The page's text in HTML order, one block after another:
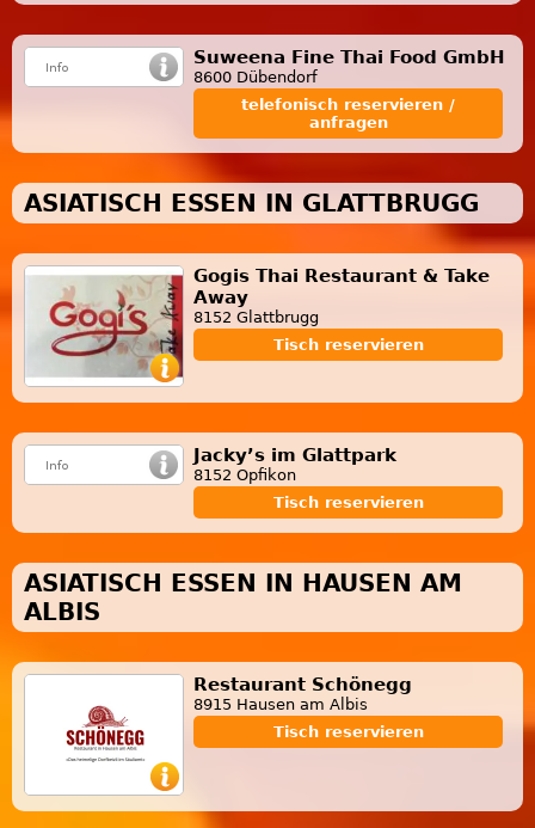
Suweena Fine Thai Food GmbH
8600 Dübendorf
telefonisch reservieren /
anfragen
ASIATISCH ESSEN IN GLATTBRUGG
Gogis Thai Restaurant & Take
Away
8152 Glattbrugg
Tisch reservieren
Jacky’s im Glattpark
8152 Opfikon
Tisch reservieren
ASIATISCH ESSEN IN HAUSEN AM
ALBIS
Restaurant Schönegg
8915 Hausen am Albis
Tisch reservieren